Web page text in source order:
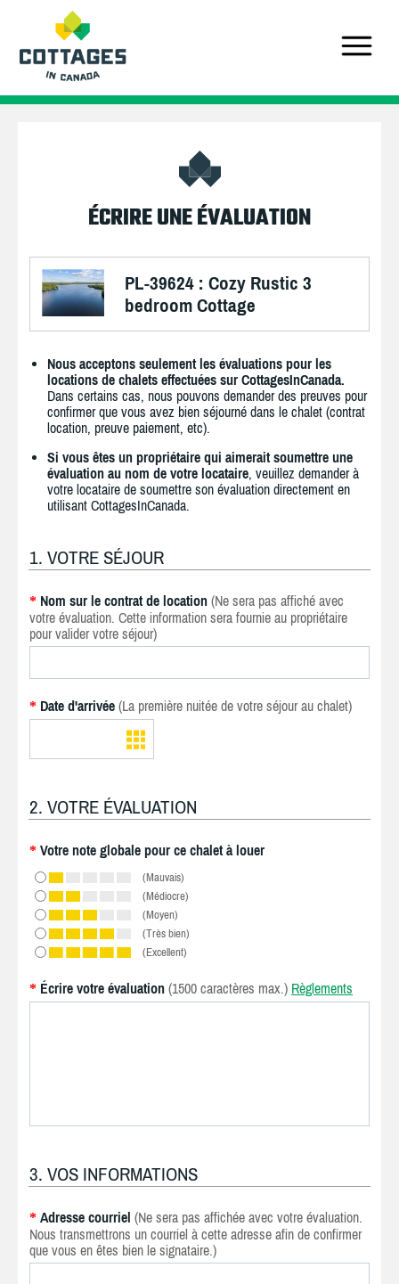
ÉCRIRE UNE ÉVALUATION
PL-39624 : Cozy Rustic 3
bedroom Cottage
Nous acceptons seulement les évaluations pour les
locations de chalets effectuées sur CottagesInCanada.
Dans certains cas, nous pouvons demander des preuves pour
confirmer que vous avez bien séjourné dans le chalet (contrat
location, preuve paiement, etc).
Si vous êtes un propriétaire qui aimerait soumettre une
évaluation au nom de votre locataire, veuillez demander à
votre locataire de soumettre son évaluation directement en
utilisant CottagesInCanada.
1. VOTRE SÉJOUR
* Nom sur le contrat de location (Ne sera pas affiché avec
votre évaluation. Cette information sera fournie au propriétaire
pour valider votre séjour)
* Date d'arrivée (La première nuitée de votre séjour au chalet)
2. VOTRE ÉVALUATION
* Votre note globale pour ce chalet à louer
(Mauvais)
(Médiocre)
(Moyen)
(Très bien)
(Excellent)
* Écrire votre évaluation (1500 caractères max.) Règlements
3. VOS INFORMATIONS
* Adresse courriel (Ne sera pas affichée avec votre évaluation.
Nous transmettrons un courriel à cette adresse afin de confirmer
que vous en êtes bien le signataire.)